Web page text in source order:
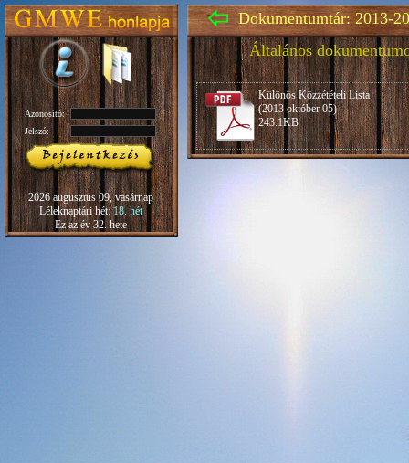
Azonosító:
Jelszó:
2026 augusztus 09, vasárnap
Léleknaptári hét:18. hét
Ez az év 32. hete
Dokumentumtár: 2013-
Általános
Különös Közzétételi Lista
(2013 október 05)
243.1KB